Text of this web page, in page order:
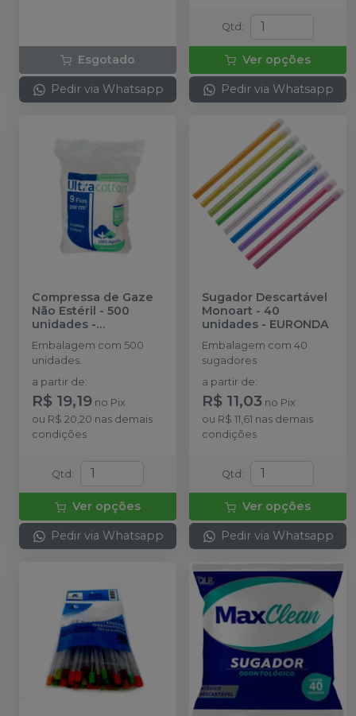
Esgotado
Pedir via Whatsapp
Qtd :
Ver opções
Pedir via Whatsapp
Compressa de Gaze
Não Estéril - 500
unidades -
ULTRACOTTON
Embalagem com 500
unidades.
a partir de:
R$ 19,19 no Pix
ou R$ 20,20 nas demais
condições
Qtd :
Ver opções
Pedir via Whatsapp
Sugador Descartável
Monoart - 40
unidades - EURONDA
Embalagem com 40
sugadores
a partir de:
R$ 11,03 no Pix
ou R$ 11,61 nas demais
condições
Qtd :
Ver opções
Pedir via Whatsapp